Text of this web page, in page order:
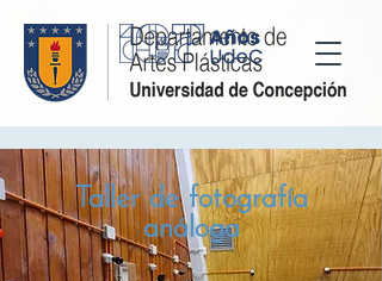
Taller de fotografía
análoga